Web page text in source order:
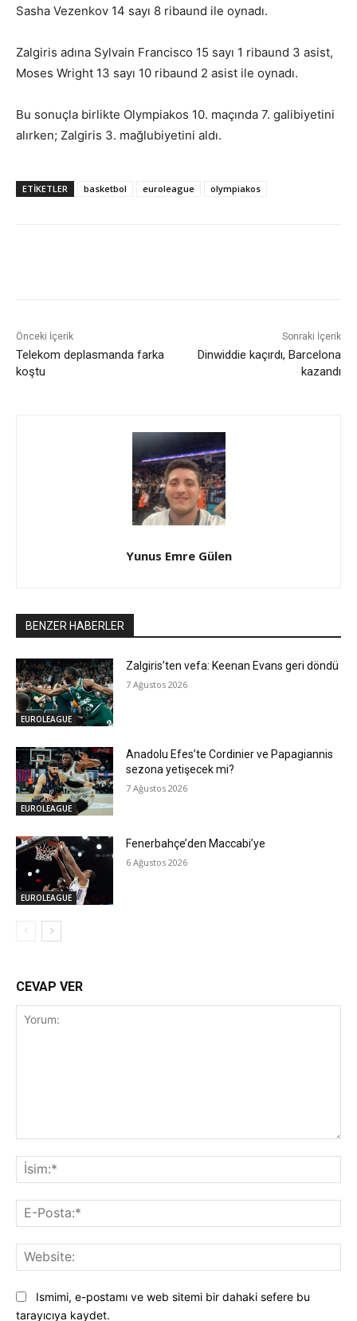
Sasha Vezenkov 14 sayı 8 ribaund ile oynadı.
Zalgiris adına Sylvain Francisco 15 sayı 1 ribaund 3 asist,
Moses Wright 13 sayı 10 ribaund 2 asist ile oynadı.
Bu sonuçla birlikte Olympiakos 10. maçında 7. galibiyetini
alırken; Zalgiris 3. mağlubiyetini aldı.
ETIKETLER basketbol euroleague olympiakos
Önceki İçerik
Telekom deplasmanda farka
koştu
Sonraki İçerik
Dinwiddie kaçırdı, Barcelona
kazandı
Yunus Emre Gülen
BENZER HABERLER
EUROLEAGUE
Zalgiris’ten vefa: Keenan Evans geri döndü
7 Ağustos 2026
EUROLEAGUE
Anadolu Efes’te Cordinier ve Papagiannis
sezona yetişecek mi?
7 Ağustos 2026
EUROLEAGUE
Fenerbahçe’den Maccabi’ye
6 Ağustos 2026
CEVAP VER
Ismimi, e-postamı ve web sitemi bir dahaki sefere bu
tarayıcıya kaydet.